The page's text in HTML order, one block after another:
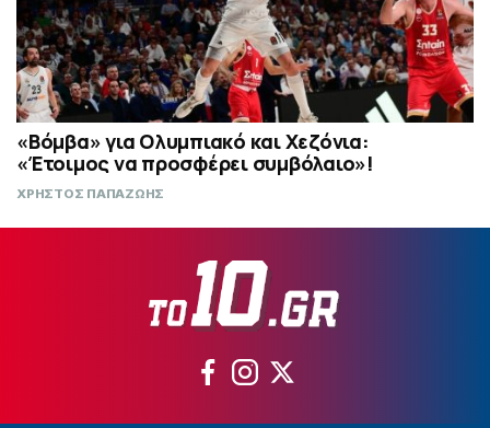
«Βόμβα» για Ολυμπιακό και Χεζόνια:
«Έτοιμος να προσφέρει συμβόλαιο»!
ΧΡΗΣΤΟΣ ΠΑΠΑΖΩΗΣ